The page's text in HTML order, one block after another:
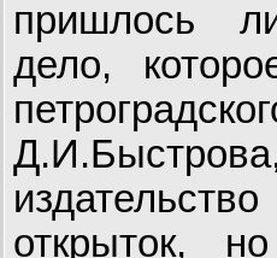
пришлось
дело,
открыток,